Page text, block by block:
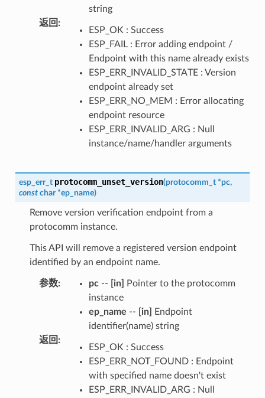
string
返回 :
ESP_OK : Success
ESP_FAIL : Error adding endpoint /
Endpoint with this name already exists
ESP_ERR_INVALID_STATE : Version
endpoint already set
ESP_ERR_NO_MEM : Error allocating
endpoint resource
ESP_ERR_INVALID_ARG : Null
instance/name/handler arguments
esp_err_t protocomm_unset_version(protocomm_t *pc,
const char *ep_name)
Remove version verification endpoint from a
protocomm instance.
This API will remove a registered version endpoint
identified by an endpoint name.
参数: pc-- [in]
Pointer to the protocomm
instance
ep_name -- [in]
Endpoint
identifier(name) string
返回 :
ESP_OK : Success
ESP_ERR_NOT_FOUND : Endpoint
with specified name doesn't exist
ESP_ERR_INVALID_ARG : Null